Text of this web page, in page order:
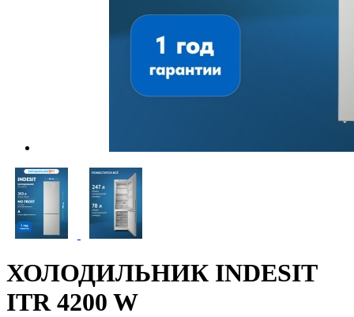
ХОЛОДИЛЬНИК INDESIT
ITR 4200 W